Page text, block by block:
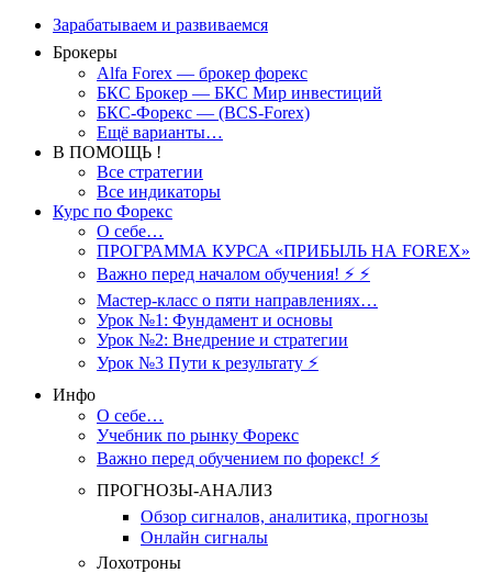
Зарабатываем и развиваемся
Брокеры
Alfa Forex — брокер форекс
БКС Брокер — БКС Мир инвестиций
БКС-Форекс — (BCS-Forex)
Ещё варианты…
В ПОМОЩЬ !
Все стратегии
Все индикаторы
Курс по Форекс
О себе…
ПРОГРАММА КУРСА «ПРИБЫЛЬ НА FOREX»
Важно перед началом обучения! ⚡ ⚡
Мастер-класс о пяти направлениях…
Урок №1: Фундамент и основы
Урок №2: Внедрение и стратегии
Урок №3 Пути к результату ⚡️
Инфо
О себе…
Учебник по рынку Форекс
Важно перед обучением по форекс! ⚡
ПРОГНОЗЫ-АНАЛИЗ
Обзор сигналов, аналитика, прогнозы
Онлайн сигналы
Лохотроны